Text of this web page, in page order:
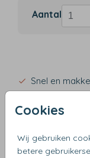
Cookies
Wij gebruiken
betere
Aantal
Snel en
Verzending
Gratis